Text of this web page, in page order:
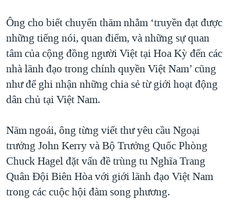
Ông cho biết chuyến thăm nhằm ‘truyền đạt được
những tiếng nói, quan điểm, và những sự quan
tâm của cộng đồng người Việt tại Hoa Kỳ đến các
nhà lãnh đạo trong chính quyền Việt Nam’ cũng
như để ghi nhận những chia sẻ từ giới hoạt động
dân chủ tại Việt Nam.
Năm ngoái, ông từng viết thư yêu cầu Ngoại
trưởng John Kerry và Bộ Trưởng Quốc Phòng
Chuck Hagel đặt vấn đề trùng tu Nghĩa Trang
Quân Đội Biên Hòa với giới lãnh đạo Việt Nam
trong các cuộc hội đàm song phương.